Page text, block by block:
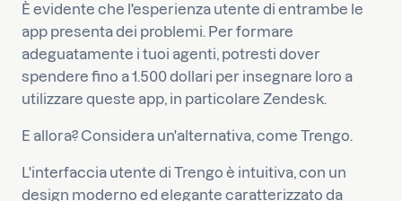
È evidente che l'esperienza utente di entrambe le
app presenta dei problemi. Per formare
adeguatamente i tuoi agenti, potresti dover
spendere fino a 1.500 dollari per insegnare loro a
utilizzare queste app, in particolare Zendesk.
E allora? Considera un'alternativa, come Trengo.
L'interfaccia utente di Trengo è intuitiva, con un
design moderno ed elegante caratterizzato da